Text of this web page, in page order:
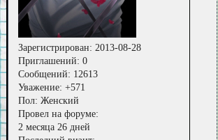
Зарегистрирован: 2013-08-28
Приглашений: 0
Сообщений: 12613
Уважение: +571
Пол: Женский
Провел на форуме:
2 месяца 26 дней